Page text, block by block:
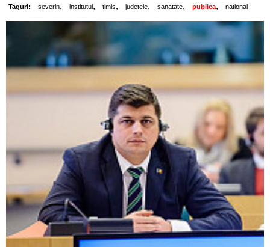
Taguri: severin, institutul , timis, judetele, sanatate, publica, national